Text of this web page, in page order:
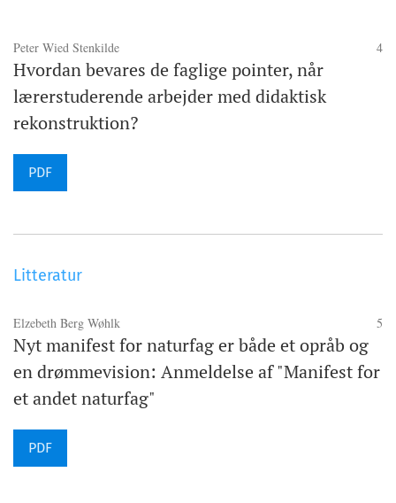
Peter Wied Stenkilde 4
Hvordan bevares de faglige pointer, når
lærerstuderende arbejder med didaktisk
rekonstruktion?
PDF
Litteratur
Elzebeth Berg Wøhlk 5
Nyt manifest for naturfag er både et opråb og
en drømmevision: Anmeldelse af "Manifest for
et andet naturfag"
PDF